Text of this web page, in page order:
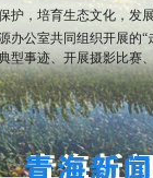
护，培育生态文化，发
公室共同组织开展的“
型事迹、开展摄影比赛